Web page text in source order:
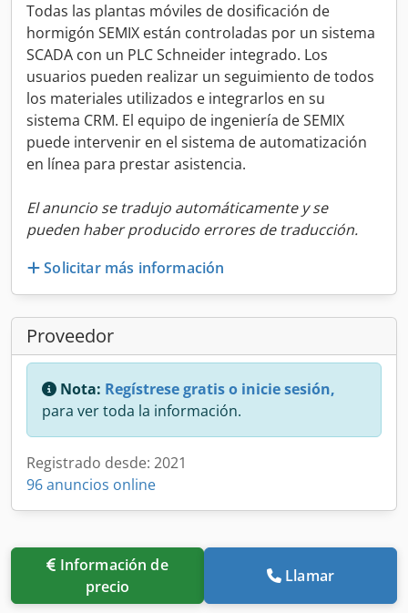
Todas las plantas móviles de dosificación de
hormigón SEMIX están controladas por un sistema
SCADA con un PLC Schneider integrado. Los
usuarios pueden realizar un seguimiento de todos
los materiales utilizados e integrarlos en su
sistema CRM. El equipo de ingeniería de SEMIX
puede intervenir en el sistema de automatización
en línea para prestar asistencia.
El anuncio se tradujo automáticamente y se
pueden haber producido errores de traducción.
Solicitar más información
Proveedor
Nota: Regístrese gratis o inicie sesión,
para ver toda la información.
Registrado desde: 2021
96 anuncios online
precio
Llamar